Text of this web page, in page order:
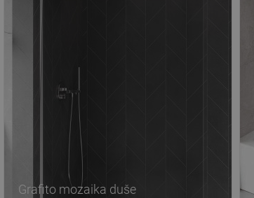
Grafito mozaika duše